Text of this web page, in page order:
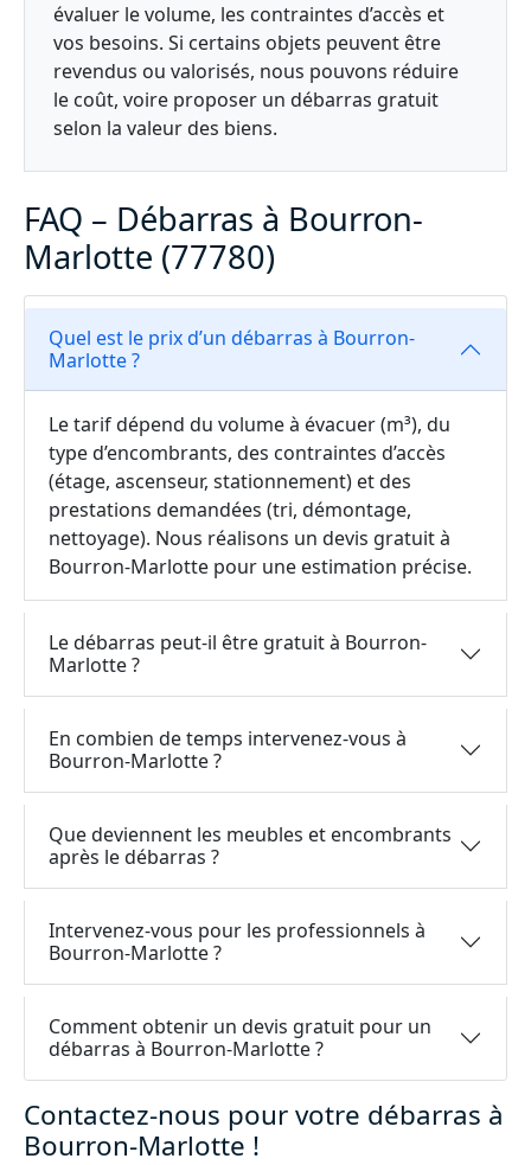
évaluer le volume, les contraintes d’accès et
vos besoins. Si certains objets peuvent être
revendus ou valorisés, nous pouvons réduire
le coût, voire proposer un débarras gratuit
selon la valeur des biens.
FAQ – Débarras à Bourron-
Marlotte (77780)
Quel est le prix d’un débarras à Bourron-
Marlotte ?
Le tarif dépend du volume à évacuer (m³), du
type d’encombrants, des contraintes d’accès
(étage, ascenseur, stationnement) et des
prestations demandées (tri, démontage,
nettoyage). Nous réalisons un devis gratuit à
Bourron-Marlotte pour une estimation précise.
Le débarras peut-il être gratuit à Bourron-
Marlotte ?
En combien de temps intervenez-vous à
Bourron-Marlotte ?
Que deviennent les meubles et encombrants
après le débarras ?
Intervenez-vous pour les professionnels à
Bourron-Marlotte ?
Comment obtenir un devis gratuit pour un
débarras à Bourron-Marlotte ?
Contactez-nous pour votre débarras à
Bourron-Marlotte !